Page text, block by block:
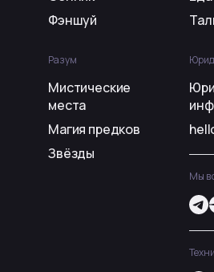
Фэншуй
Разум
Мистические
места
Магия предков
Звёзды
Мы в